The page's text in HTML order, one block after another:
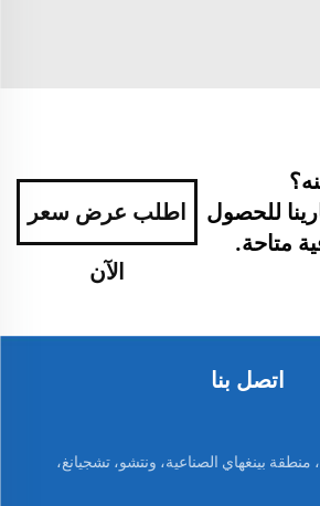
للحصول
متاحة.
اطلب عرض سعر
الآن
اتصل بنا
منطقة بينغهاي الصناعية، ونتشو، تشجيانغ،